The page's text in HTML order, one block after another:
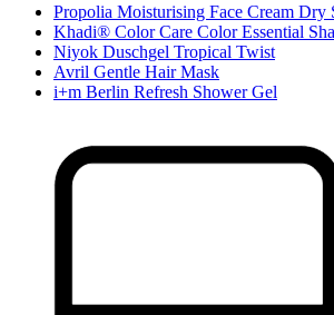
Propolia Moisturising Face Cream Dry
Khadi® Color Care Color Essential
Niyok Duschgel Tropical Twist
Avril Gentle Hair Mask
i+m Berlin Refresh Shower Gel